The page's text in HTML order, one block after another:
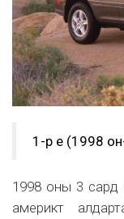
1-р үе (1998
1998 оны 3 сард
америкт